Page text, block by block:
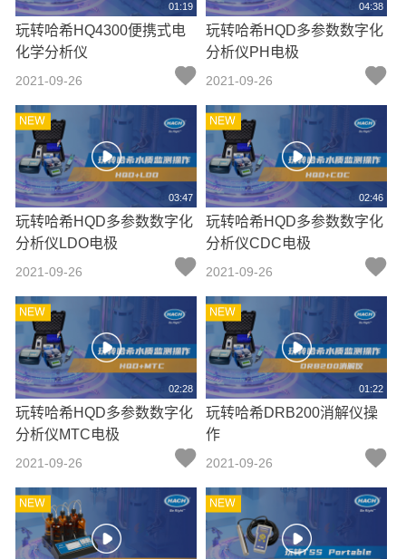
01:19
玩转哈希HQ4300便携式电
化学分析仪
2021-09-26
04:38
玩转哈希HQD多参数数字化
分析仪PH电极
2021-09-26
03:47
玩转哈希HQD多参数数字化
分析仪LDO电极
2021-09-26
02:46
玩转哈希HQD多参数数字化
分析仪CDC电极
2021-09-26
02:28
玩转哈希HQD多参数数字化
分析仪MTC电极
2021-09-26
01:22
玩转哈希DRB200消解仪操
作
2021-09-26